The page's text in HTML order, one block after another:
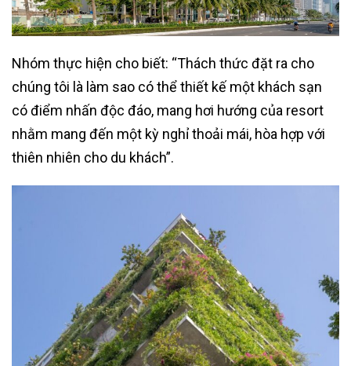
Nhóm thực hiện cho biết: “Thách thức đặt ra cho
chúng tôi là làm sao có thể thiết kế một khách sạn
có điểm nhấn độc đáo, mang hơi hướng của resort
nhằm mang đến một kỳ nghỉ thoải mái, hòa hợp với
thiên nhiên cho du khách”.